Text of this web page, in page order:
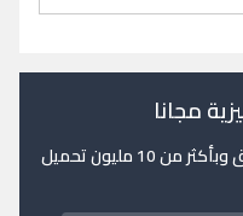
مجانا
مليون تحميل